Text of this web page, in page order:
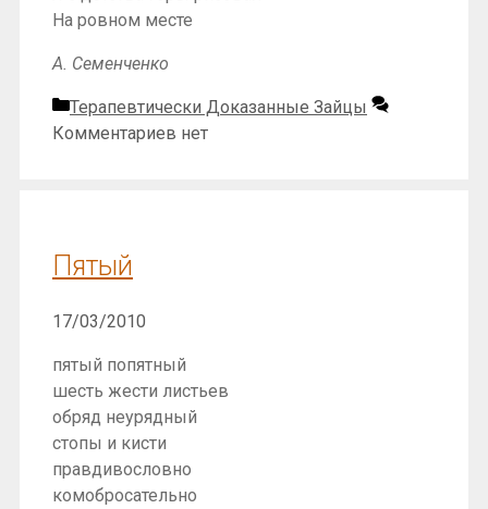
На ровном месте
А. Семенченко
Рубрики
Терапевтически Доказанные Зайцы
Комментариев нет
Пятый
17/03/2010
пятый попятный
шесть жести листьев
обряд неурядный
стопы и кисти
правдивословно
комобросательно